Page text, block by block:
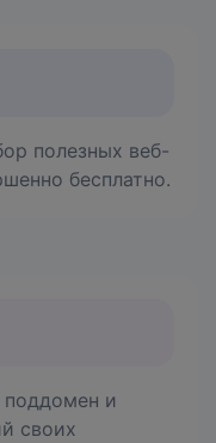
полезных веб-
бесплатно.
и
своих